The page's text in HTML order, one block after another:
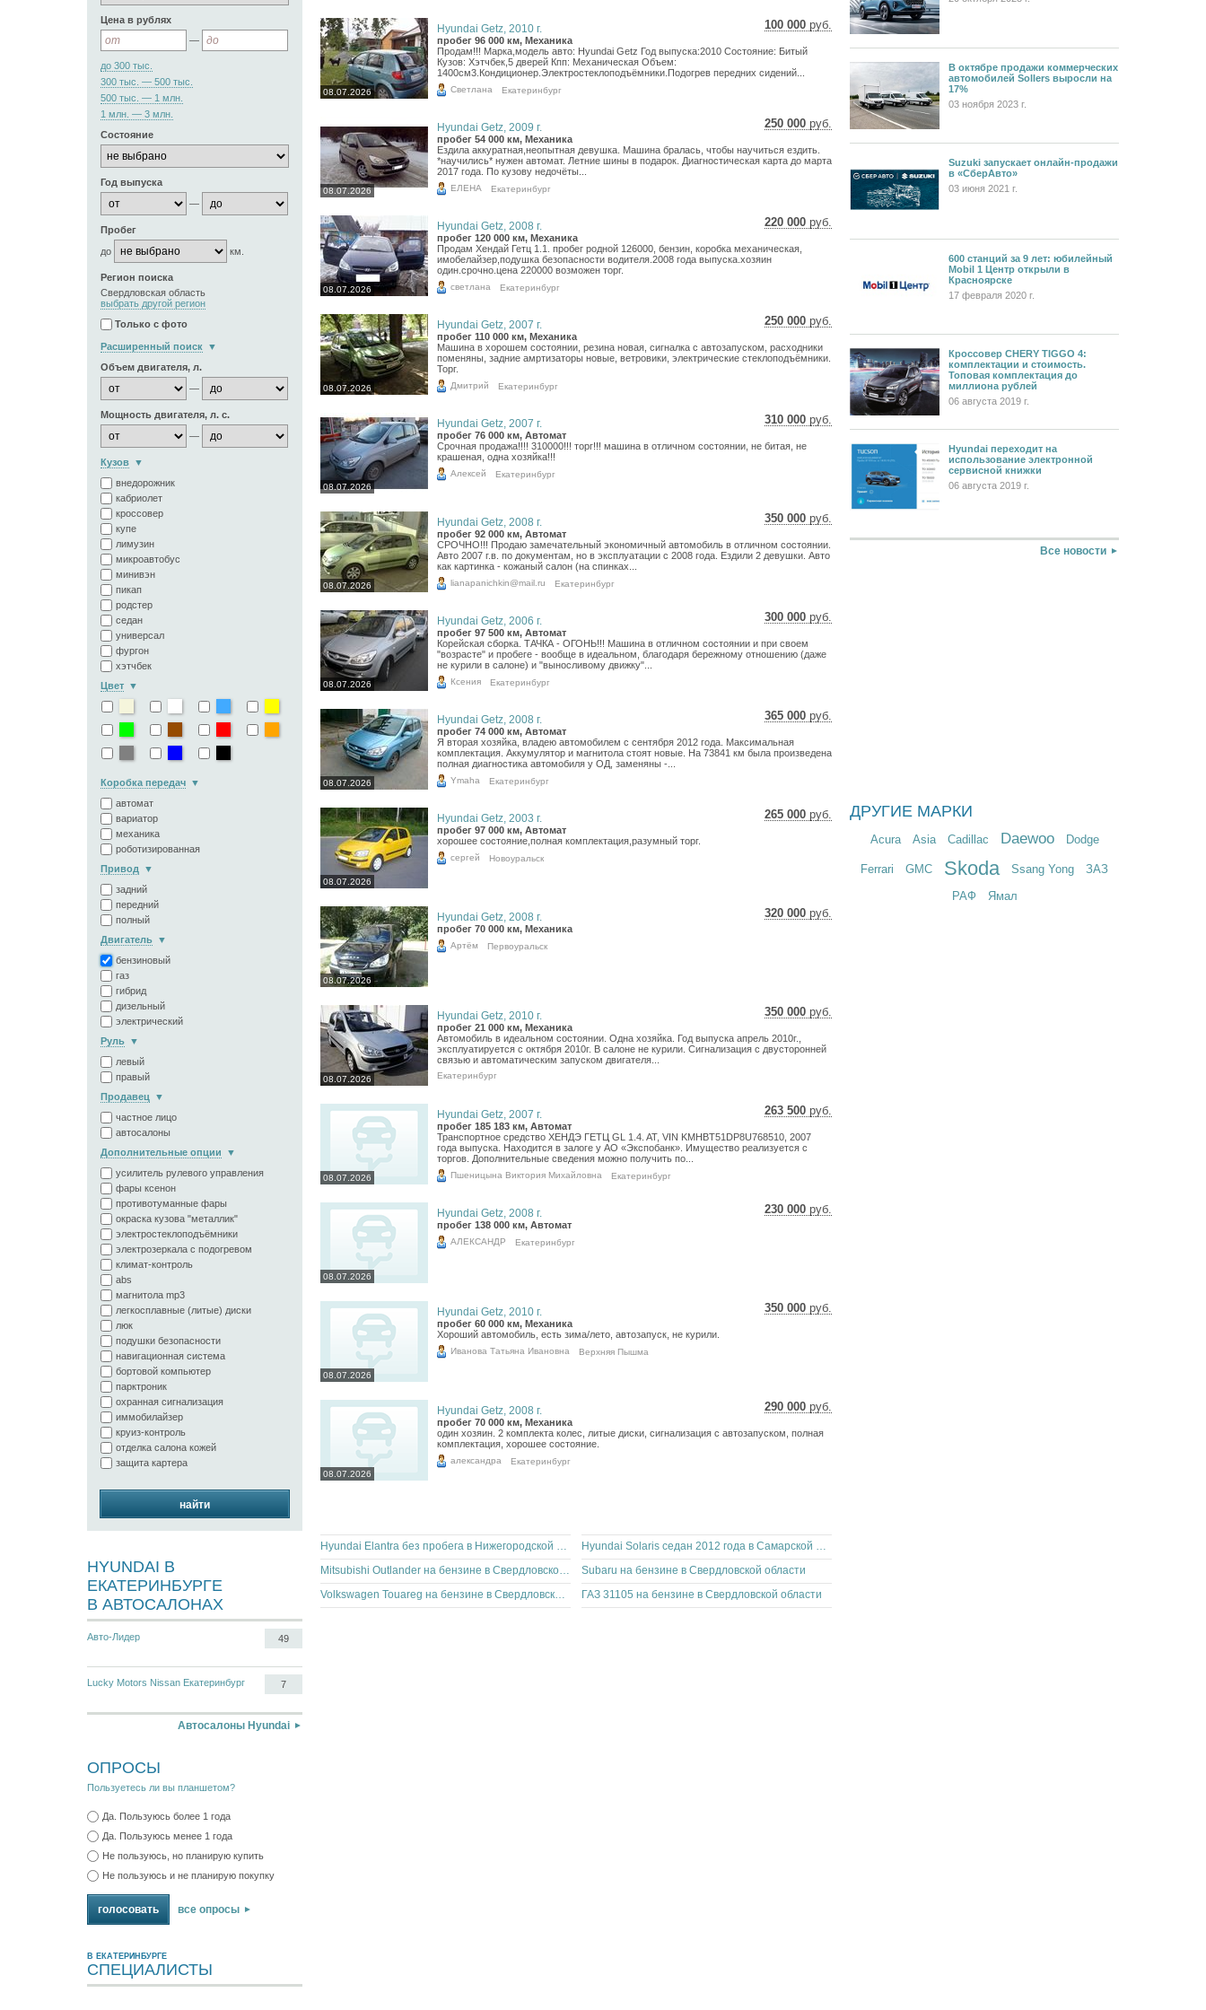
Цена в рублях
—
до 300 тыс.
300 тыс. — 500 тыс.
500 тыс. — 1 млн.
1 млн. — 3 млн.
Состояние
Год выпуска
—
Пробег
до
км.
Регион поиска
Свердловская область
выбрать другой регион
Только с фото
Расширенный поиск
Объем двигателя, л.
—
Мощность двигателя, л. с.
—
Кузов
внедорожник
кабриолет
кроссовер
купе
лимузин
микроавтобус
минивэн
пикап
родстер
седан
универсал
фургон
хэтчбек
Цвет
Коробка передач
автомат
вариатор
механика
роботизированная
Привод
задний
передний
полный
Двигатель
бензиновый
газ
гибрид
дизельный
электрический
Руль
левый
правый
Продавец
частное лицо
автосалоны
Дополнительные опции
усилитель рулевого управления
фары ксенон
противотуманные фары
окраска кузова "металлик"
электростеклоподъёмники
электрозеркала с подогревом
климат-контроль
abs
магнитола mp3
легкосплавные (литые) диски
люк
подушки безопасности
навигационная система
бортовой компьютер
парктроник
охранная сигнализация
иммобилайзер
круиз-контроль
отделка салона кожей
защита картера
найти
HYUNDAI В
ЕКАТЕРИНБУРГЕ
В АВТОСАЛОНАХ
Авто-Лидер 49
Lucky Motors Nissan Екатеринбург 7
Автосалоны Hyundai
ОПРОСЫ
Пользуетесь ли вы планшетом?
Да. Пользуюсь более 1 года
Да. Пользуюсь менее 1 года
Не пользуюсь, но планирую купить
Не пользуюсь и не планирую покупку
все опросы
В ЕКАТЕРИНБУРГЕ
СПЕЦИАЛИСТЫ
08.07.2026
100 000 руб.
1 462 €
Hyundai Getz, 2010 г.
пробег 96 000 км, Механика
Продам!!! Марка,модель авто: Hyundai Getz Год выпуска:2010 Состояние: Битый
Кузов: Хэтчбек,5 дверей Кпп: Механическая Объем:
1400см3.Кондиционер.Электростеклоподъёмники.Подогрев передних сидений...
Светлана Екатеринбург
08.07.2026
250 000 руб.
3 656 €
Hyundai Getz, 2009 г.
пробег 54 000 км, Механика
Ездила аккуратная,неопытная девушка. Машина бралась, чтобы научиться ездить.
*научились* нужен автомат. Летние шины в подарок. Диагностическая карта до марта
2017 года. По кузову недочёты...
ЕЛЕНА Екатеринбург
08.07.2026
220 000 руб.
3 217 €
Hyundai Getz, 2008 г.
пробег 120 000 км, Механика
Продам Хендай Гетц 1.1. пробег родной 126000, бензин, коробка механическая,
имобелайзер,подушка безопасности водителя.2008 года выпуска.хозяин
один.срочно.цена 220000 возможен торг.
светлана Екатеринбург
08.07.2026
250 000 руб.
3 656 €
Hyundai Getz, 2007 г.
пробег 110 000 км, Механика
Машина в хорошем состоянии, резина новая, сигналка с автозапуском, расходники
поменяны, задние амртизаторы новые, ветровики, электрические стеклоподъёмники.
Торг.
Дмитрий Екатеринбург
08.07.2026
310 000 руб.
4 534 €
Hyundai Getz, 2007 г.
пробег 76 000 км, Автомат
Срочная продажа!!!! 310000!!! торг!!! машина в отличном состоянии, не битая, не
крашеная, одна хозяйка!!!
Алексей Екатеринбург
08.07.2026
350 000 руб.
5 119 €
Hyundai Getz, 2008 г.
пробег 92 000 км, Автомат
СРОЧНО!!! Продаю замечательный экономичный автомобиль в отличном состоянии.
Авто 2007 г.в. по документам, но в эксплуатации с 2008 года. Ездили 2 девушки. Авто
как картинка - кожаный салон (на спинках...
lianapanichkin@mail.ru Екатеринбург
08.07.2026
300 000 руб.
4 388 €
Hyundai Getz, 2006 г.
пробег 97 500 км, Автомат
Корейская сборка. ТАЧКА - ОГОНЬ!!! Машина в отличном состоянии и при своем
"возрасте" и пробеге - вообще в идеальном, благодаря бережному отношению (даже
не курили в салоне) и "выносливому движку"...
Ксения Екатеринбург
08.07.2026
365 000 руб.
5 338 €
Hyundai Getz, 2008 г.
пробег 74 000 км, Автомат
Я вторая хозяйка, владею автомобилем с сентября 2012 года. Максимальная
комплектация. Аккумулятор и магнитола стоят новые. На 73841 км была произведена
полная диагностика автомобиля у ОД, заменяны -...
Ymaha Екатеринбург
08.07.2026
265 000 руб.
Hyundai Getz, 2003 г.
пробег 97 000 км, Автомат
хорошее состояние,полная комплектация,разумный торг.
сергей Новоуральск
08.07.2026
320 000 руб.
Hyundai Getz, 2008 г.
пробег 70 000 км, Механика
Артём Первоуральск
08.07.2026
350 000 руб.
5 119 €
Hyundai Getz, 2010 г.
пробег 21 000 км, Механика
Автомобиль в идеальном состоянии. Одна хозяйка. Год выпуска апрель 2010г.,
эксплуатируется с октября 2010г. В салоне не курили. Сигнализация с двусторонней
связью и автоматическим запуском двигателя...
Екатеринбург
08.07.2026
263 500 руб.
3 854 €
Hyundai Getz, 2007 г.
пробег 185 183 км, Автомат
Транспортное средство ХЕНДЭ ГЕТЦ GL 1.4. AT, VIN KMHBT51DP8U768510, 2007
года выпуска. Находится в залоге у АО «Экспобанк». Имущество реализуется с
торгов. Дополнительные сведения можно получить по...
Пшеницына Виктория Михайловна Екатеринбург
08.07.2026
230 000 руб.
Hyundai Getz, 2008 г.
пробег 138 000 км, Автомат
АЛЕКСАНДР Екатеринбург
08.07.2026
350 000 руб.
Hyundai Getz, 2010 г.
пробег 60 000 км, Механика
Хороший автомобиль, есть зима/лето, автозапуск, не курили.
Иванова Татьяна Ивановна Верхняя Пышма
08.07.2026
290 000 руб.
4 241 €
Hyundai Getz, 2008 г.
пробег 70 000 км, Механика
один хозяин. 2 комплекта колес, литые диски, сигнализация с автозапуском, полная
комплектация, хорошее состояние.
александра Екатеринбург
Hyundai Elantra без пробега в Нижегородской области
Hyundai Solaris седан 2012 года в Самарской области
Mitsubishi Outlander на бензине в Свердловской области
Subaru на бензине в Свердловской области
Volkswagen Touareg на бензине в Свердловской области
ГАЗ 31105 на бензине в Свердловской области
В октябре продажи коммерческих
автомобилей Sollers выросли на
17%
03 ноября 2023 г.
Suzuki запускает онлайн-продажи
в «СберАвто»
03 июня 2021 г.
600 станций за 9 лет: юбилейный
Mobil 1 Центр открыли в
Красноярске
17 февраля 2020 г.
Кроссовер CHERY TIGGO 4:
комплектации и стоимость.
Топовая комплектация до
миллиона рублей
06 августа 2019 г.
Hyundai переходит на
использование электронной
сервисной книжки
06 августа 2019 г.
Все новости
ДРУГИЕ МАРКИ
Acura Asia Cadillac Daewoo Dodge
Ferrari GMC Skoda Ssang Yong ЗАЗ
РАФ Ямал